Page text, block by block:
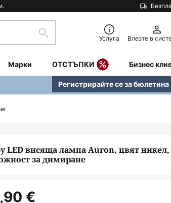
Търсене Услуга Влезте в
Марки ОТСТЪПКИ Бизнес
Регистрирайте се за бюлетина
LED висяща лампа Auron, цвят никел,
за димиране
€